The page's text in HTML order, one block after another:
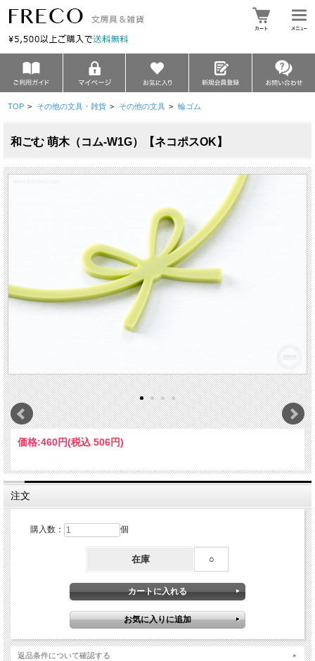
TOP > その他の文具・雑貨 > その他の文具 > 輪ゴム
和ごむ 萌木（コム-W1G）【ネコポスOK】
価格:460円(税込 506円)
注文
購入数： 個
在庫 ○
返品条件について確認する